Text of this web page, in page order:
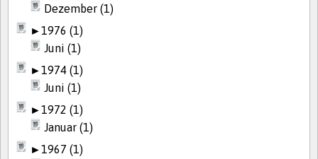
Dezember (1)
►1976 (1)
Juni (1)
►1974 (1)
Juni (1)
►1972 (1)
Januar (1)
►1967 (1)